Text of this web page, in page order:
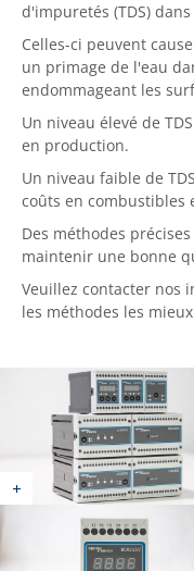
d'impuretés (TDS)
Celles-ci peuvent
un primage de l'eau
endommageant les
Un niveau élevé de
en production.
Un niveau faible de
coûts en
Des méthodes
maintenir une bonne
Veuillez contacter nos
les méthodes les